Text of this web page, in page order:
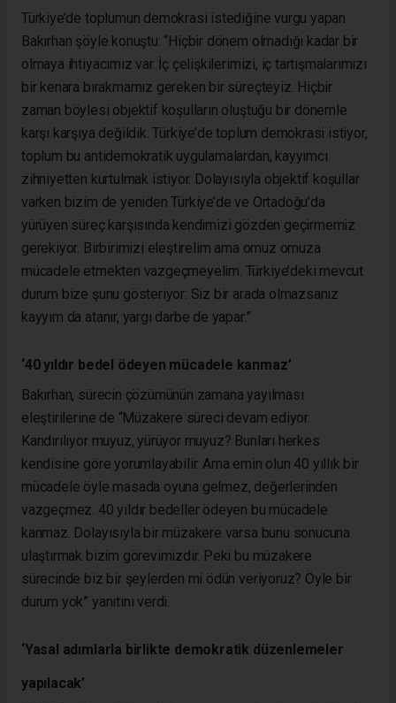
Türkiye’de toplumun demokrasi istediğine vurgu yapan
Bakırhan şöyle konuştu: “Hiçbir dönem olmadığı kadar bir
olmaya ihtiyacımız var. İç çelişkilerimizi, iç tartışmalarımızı
bir kenara bırakmamız gereken bir süreçteyiz. Hiçbir
zaman böylesi objektif koşulların oluştuğu bir dönemle
karşı karşıya değildik. Türkiye’de toplum demokrasi istiyor,
toplum bu antidemokratik uygulamalardan, kayyımcı
zihniyetten kurtulmak istiyor. Dolayısıyla objektif koşullar
varken bizim de yeniden Türkiye’de ve Ortadoğu’da
yürüyen süreç karşısında kendimizi gözden geçirmemiz
gerekiyor. Birbirimizi eleştirelim ama omuz omuza
mücadele etmekten vazgeçmeyelim. Türkiye’deki mevcut
durum bize şunu gösteriyor: Siz bir arada olmazsanız
kayyım da atanır, yargı darbe de yapar.”
‘40 yıldır bedel ödeyen mücadele kanmaz’
Bakırhan, sürecin çözümünün zamana yayılması
eleştirilerine de “Müzakere süreci devam ediyor.
Kandırılıyor muyuz, yürüyor muyuz? Bunları herkes
kendisine göre yorumlayabilir. Ama emin olun 40 yıllık bir
mücadele öyle masada oyuna gelmez, değerlerinden
vazgeçmez. 40 yıldır bedeller ödeyen bu mücadele
kanmaz. Dolayısıyla bir müzakere varsa bunu sonucuna
ulaştırmak bizim görevimizdir. Peki bu müzakere
sürecinde biz bir şeylerden mi ödün veriyoruz? Öyle bir
durum yok” yanıtını verdi.
‘Yasal adımlarla birlikte demokratik düzenlemeler
yapılacak’